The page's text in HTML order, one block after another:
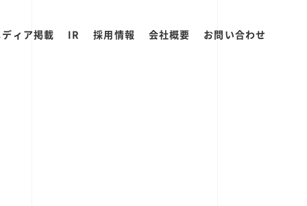
ィア掲載 IR 採用情報 会社概要 お問い合わせ